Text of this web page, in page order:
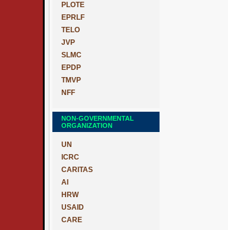
PLOTE
EPRLF
TELO
JVP
SLMC
EPDP
TMVP
NFF
NON-GOVERNMENTAL
ORGANIZATION
UN
ICRC
CARITAS
AI
HRW
USAID
CARE